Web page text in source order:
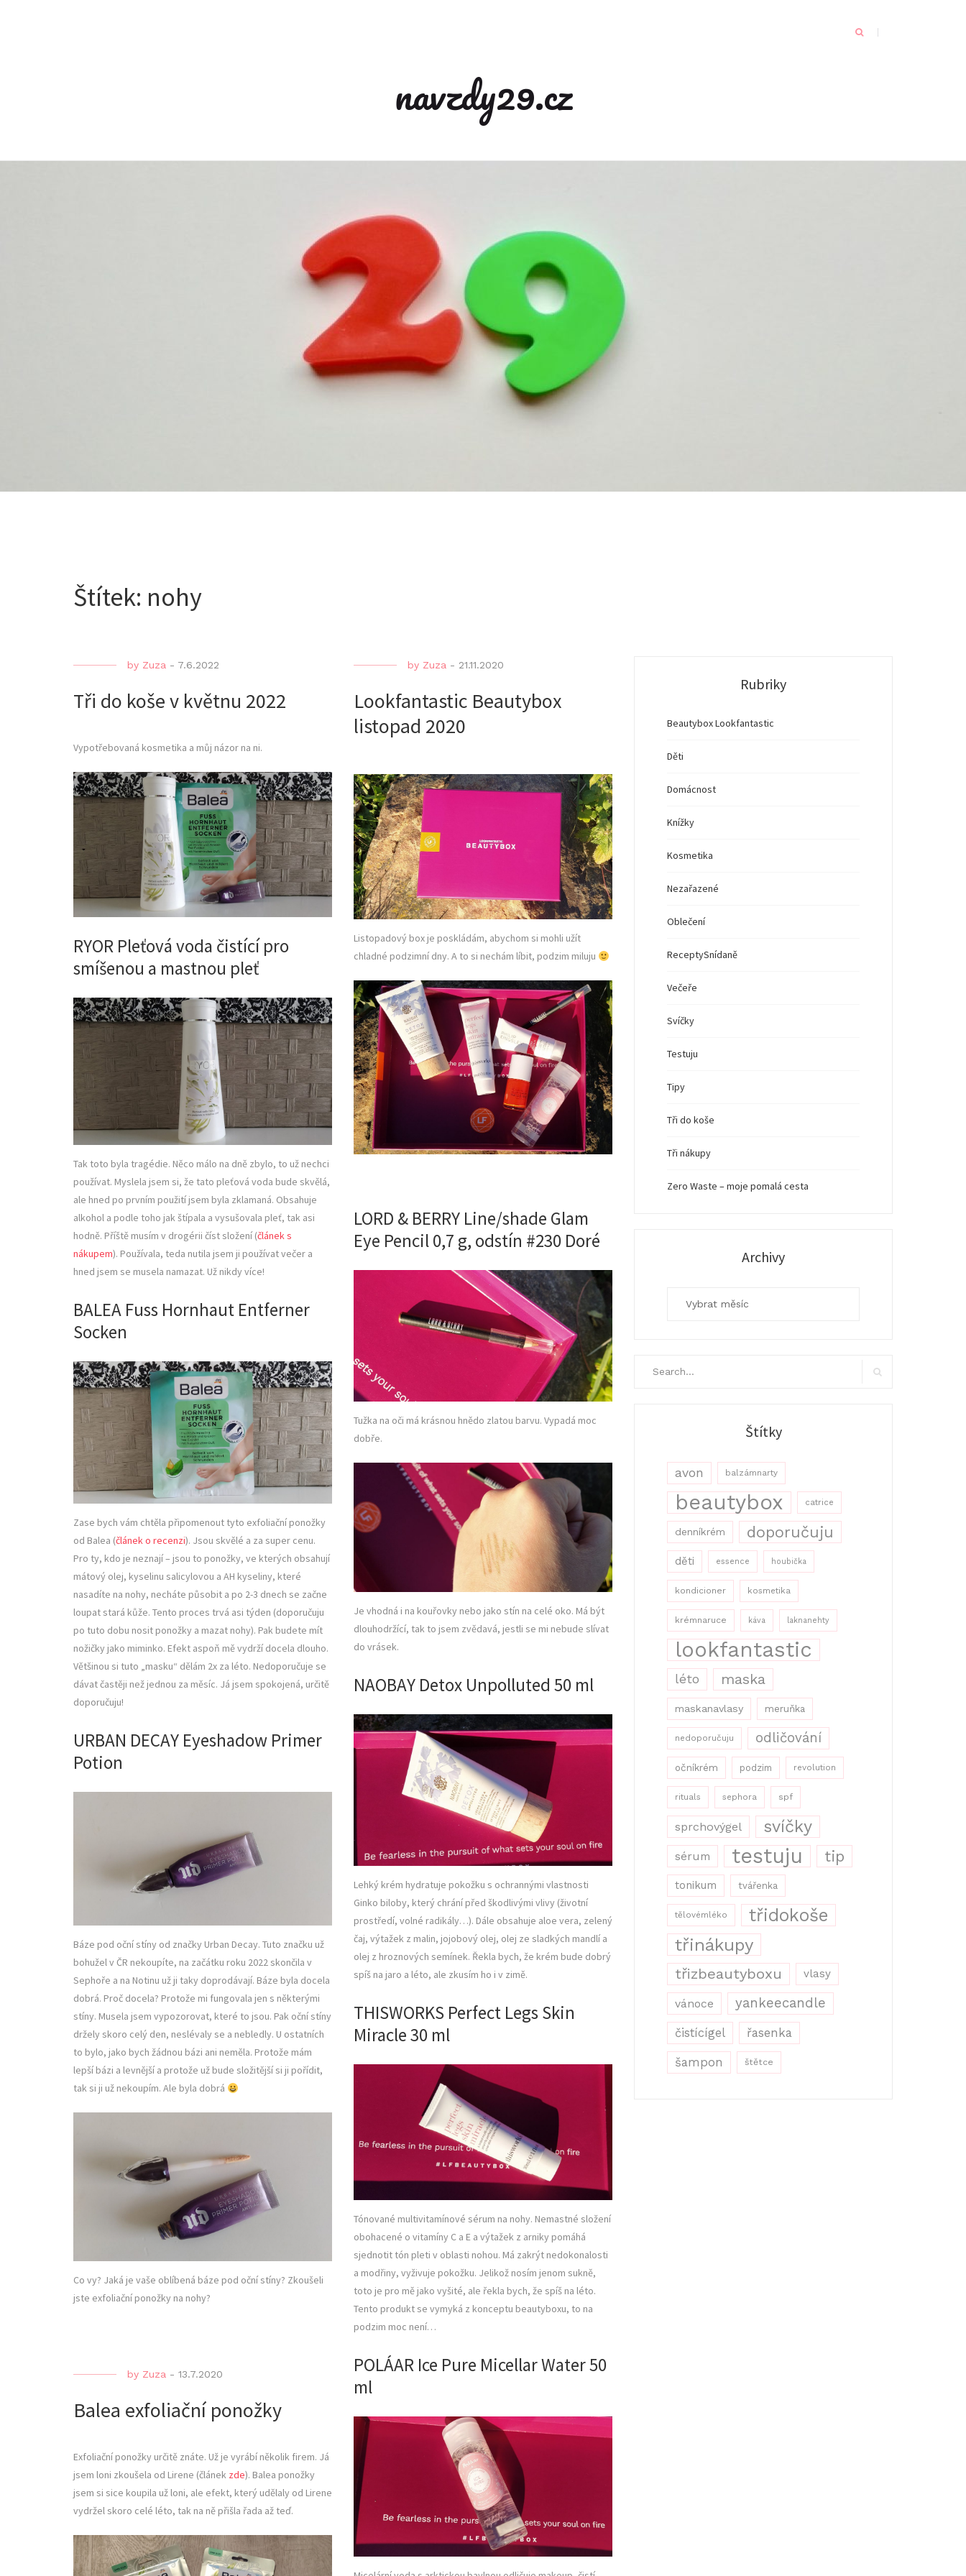
navzdy29.cz
Štítek: nohy
by Zuza - 7.6.2022
Tři do koše v květnu 2022
Vypotřebovaná kosmetika a můj názor na ni.
RYOR Pleťová voda čistící pro
smíšenou a mastnou pleť
Tak toto byla tragédie. Něco málo na dně zbylo, to už nechci
používat. Myslela jsem si, že tato pleťová voda bude skvělá,
ale hned po prvním použití jsem byla zklamaná. Obsahuje
alkohol a podle toho jak štípala a vysušovala pleť, tak asi
hodně. Příště musím v drogérii číst složení (článek s
nákupem). Používala, teda nutila jsem ji používat večer a
hned jsem se musela namazat. Už nikdy více!
BALEA Fuss Hornhaut Entferner
Socken
Zase bych vám chtěla připomenout tyto exfoliační ponožky
od Balea (článek o recenzi). Jsou skvělé a za super cenu.
Pro ty, kdo je neznají – jsou to ponožky, ve kterých obsahují
mátový olej, kyselinu salicylovou a AH kyseliny, které
nasadíte na nohy, necháte působit a po 2-3 dnech se začne
loupat stará kůže. Tento proces trvá asi týden (doporučuju
po tuto dobu nosit ponožky a mazat nohy). Pak budete mít
nožičky jako miminko. Efekt aspoň mě vydrží docela dlouho.
Většinou si tuto „masku“ dělám 2x za léto. Nedoporučuje se
dávat častěji než jednou za měsíc. Já jsem spokojená, určitě
doporučuju!
URBAN DECAY Eyeshadow Primer
Potion
Báze pod oční stíny od značky Urban Decay. Tuto značku už
bohužel v ČR nekoupíte, na začátku roku 2022 skončila v
Sephoře a na Notinu už ji taky doprodávají. Báze byla docela
dobrá. Proč docela? Protože mi fungovala jen s některými
stíny. Musela jsem vypozorovat, které to jsou. Pak oční stíny
držely skoro celý den, neslévaly se a nebledly. U ostatních
to bylo, jako bych žádnou bázi ani neměla. Protože mám
lepší bázi a levnější a protože už bude složitější si ji pořídit,
tak si ji už nekoupím. Ale byla dobrá
Co vy? Jaká je vaše oblíbená báze pod oční stíny? Zkoušeli
jste exfoliační ponožky na nohy?
by Zuza - 21.11.2020
Lookfantastic Beautybox
listopad 2020
Listopadový box je poskládám, abychom si mohli užít
chladné podzimní dny. A to si nechám líbit, podzim miluju
LORD & BERRY Line/shade Glam
Eye Pencil 0,7 g, odstín #230 Doré
Tužka na oči má krásnou hnědo zlatou barvu. Vypadá moc
dobře.
Je vhodná i na kouřovky nebo jako stín na celé oko. Má být
dlouhodržící, tak to jsem zvědavá, jestli se mi nebude slívat
do vrásek.
NAOBAY Detox Unpolluted 50 ml
Lehký krém hydratuje pokožku s ochrannými vlastnosti
Ginko biloby, který chrání před škodlivými vlivy (životní
prostředí, volné radikály…). Dále obsahuje aloe vera, zelený
čaj, výtažek z malin, jojobový olej, olej ze sladkých mandlí a
olej z hroznových semínek. Řekla bych, že krém bude dobrý
spíš na jaro a léto, ale zkusím ho i v zimě.
THISWORKS Perfect Legs Skin
Miracle 30 ml
Tónované multivitamínové sérum na nohy. Nemastné složení
obohacené o vitamíny C a E a výtažek z arniky pomáhá
sjednotit tón pleti v oblasti nohou. Má zakrýt nedokonalosti
a modřiny, vyživuje pokožku. Jelikož nosím jenom sukně,
toto je pro mě jako vyšité, ale řekla bych, že spíš na léto.
Tento produkt se vymyká z konceptu beautyboxu, to na
podzim moc není…
POLÁAR Ice Pure Micellar Water 50
ml
by Zuza - 13.7.2020
Balea exfoliační ponožky
Exfoliační ponožky určitě znáte. Už je vyrábí několik firem. Já
jsem loni zkoušela od Lirene (článek zde). Balea ponožky
jsem si sice koupila už loni, ale efekt, který udělaly od Lirene
vydržel skoro celé léto, tak na ně přišla řada až teď.
Rubriky
Beautybox Lookfantastic
Děti
Domácnost
Knížky
Kosmetika
Nezařazené
Oblečení
ReceptySnídaně
Večeře
Svíčky
Testuju
Tipy
Tři do koše
Tři nákupy
Zero Waste – moje pomalá cesta
Archivy
Štítky
avon balzámnarty
beautybox catrice
denníkrém doporučuju
děti essence houbička
kondicioner kosmetika
krémnaruce káva laknanehty
lookfantastic
léto maska
maskanavlasy meruňka
nedoporučuju odličování
očníkrém podzim revolution
rituals sephora spf
sprchovýgel svíčky
sérum testuju tip
tonikum tvářenka
tělovémléko
třidokoše
třinákupy
třizbeautyboxu vlasy
vánoce yankeecandle
čistícígel řasenka
šampon štětce